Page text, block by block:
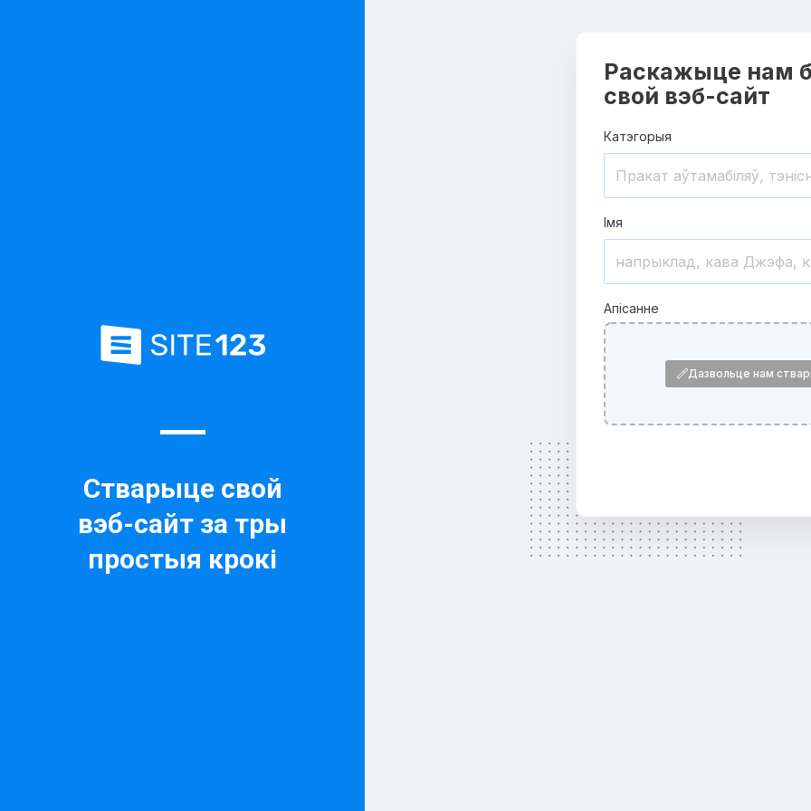
Стварыце свой
вэб-сайт за тры
простыя крокі
Раскажыце нам
свой вэб-сайт
Катэгорыя
Імя
Апісанне
Дазвольце нам